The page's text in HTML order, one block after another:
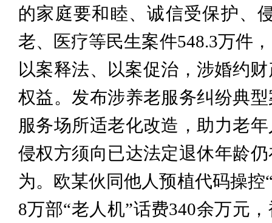
的家庭要和睦、诚信受保护、
老、医疗等民生案件548.3万件
以案释法、以案促治，涉婚约
权益。发布涉养老服务纠纷典
服务场所适老化改造，助力老
侵权方须向已达法定退休年龄
为。欧某伙同他人预植代码操
8万部“老人机”话费340余万元